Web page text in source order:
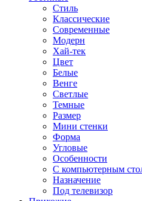
Стиль
Классические
Современные
Модерн
Хай-тек
Цвет
Белые
Венге
Светлые
Темные
Размер
Мини стенки
Форма
Угловые
Особенности
С компьютерным
Назначение
Под телевизор